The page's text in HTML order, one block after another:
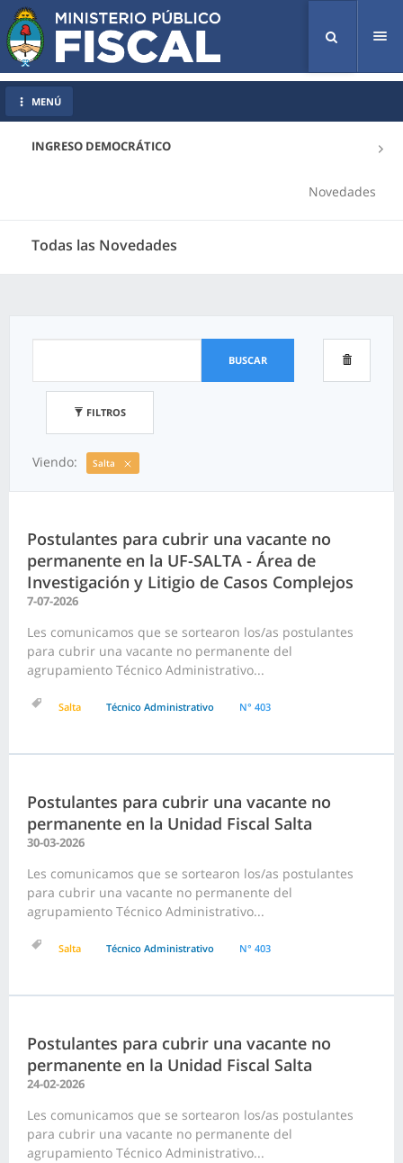
INGRESO DEMOCRÁTICO
Novedades
Todas las Novedades
MENÚ
BUSCAR
FILTROS
Viendo: Salta
Postulantes para cubrir una vacante no
permanente en la UF-SALTA - Área de
Investigación y Litigio de Casos Complejos
7-07-2026
Les comunicamos que se sortearon los/as postulantes
para cubrir una vacante no permanente del
agrupamiento Técnico Administrativo...
Salta Técnico Administrativo N° 403
Postulantes para cubrir una vacante no
permanente en la Unidad Fiscal Salta
30-03-2026
Les comunicamos que se sortearon los/as postulantes
para cubrir una vacante no permanente del
agrupamiento Técnico Administrativo...
Salta Técnico Administrativo N° 403
Postulantes para cubrir una vacante no
permanente en la Unidad Fiscal Salta
24-02-2026
Les comunicamos que se sortearon los/as postulantes
para cubrir una vacante no permanente del
agrupamiento Técnico Administrativo...